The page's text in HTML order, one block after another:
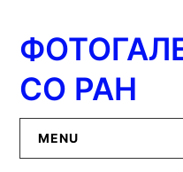
содержимому
СО РАН
MENU